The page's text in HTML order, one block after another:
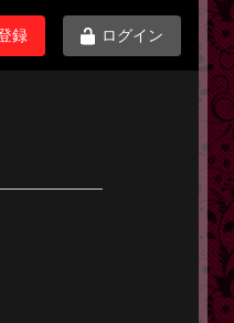
録 ログイン